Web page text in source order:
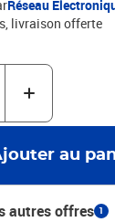
produit est
pour un
(100%
de remplissage
88 cm (l x P x
Réseau
livraison offerte
au
autres offres 1